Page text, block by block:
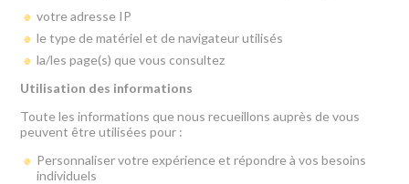
votre adresse IP
le type de matériel et de navigateur utilisés
la/les page(s) que vous consultez
Utilisation des informations
Toute les informations que nous recueillons auprès de vous
peuvent être utilisées pour :
Personnaliser votre expérience et répondre à vos besoins
individuels